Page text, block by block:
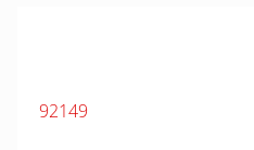
92149